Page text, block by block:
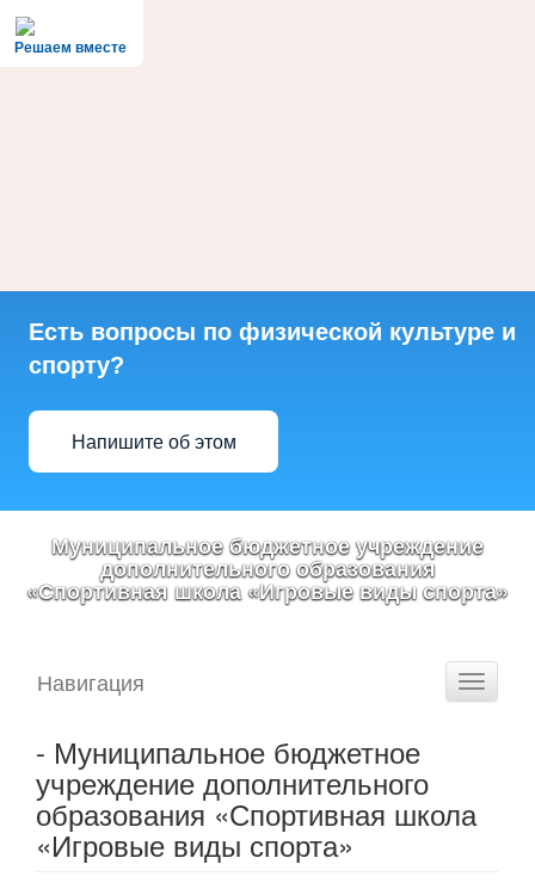
Решаем вместе
Есть вопросы по физической культуре и
спорту?
Напишите об этом
Муниципальное бюджетное учреждение
дополнительного образования
«Спортивная школа «Игровые виды спорта»
Toggle
Навигация
- Муниципальное бюджетное
учреждение дополнительного
образования «Спортивная школа
«Игровые виды спорта»